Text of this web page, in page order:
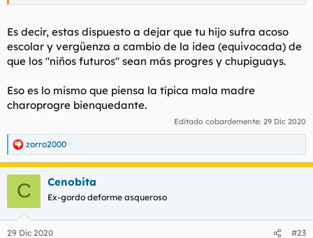
Es decir, estas dispuesto a dejar que tu hijo sufra acoso
escolar y vergüenza a cambio de la idea (equivocada) de
que los "niños futuros" sean más progres y chupiguays.
Eso es lo mismo que piensa la típica mala madre
charoprogre bienquedante.
Editado cobardemente: 29 Dic 2020
R
e
a
zorro2000
C Cenobita
Ex-gordo deforme asqueroso
29 Dic 2020 #23